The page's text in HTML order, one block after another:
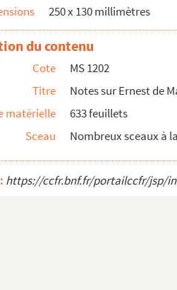
250 x 130 millimètres
du contenu
Cote
MS 1202
Titre
Notes sur Ernest de
matérielle
633 feuillets
Sceau
Nombreux sceaux à
https://ccfr.bnf.fr/portailccfr/jsp/